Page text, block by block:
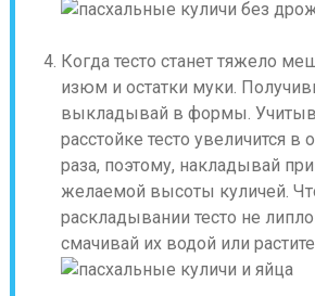
Когда тесто станет тяжело
изюм и остатки муки.
выкладывай в формы.
расстойке тесто увеличится в
раза, поэтому, накладывай
желаемой высоты куличей.
раскладывании тесто не
смачивай их водой или